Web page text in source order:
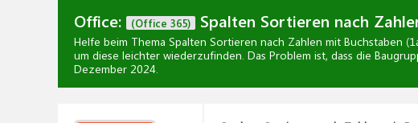
Office: (Office 365) Spalten Sortieren nach
Helfe beim Thema Spalten Sortieren nach Zahlen mit Buchstaben
um diese leichter wiederzufinden. Das Problem ist, dass die
Dezember 2024.